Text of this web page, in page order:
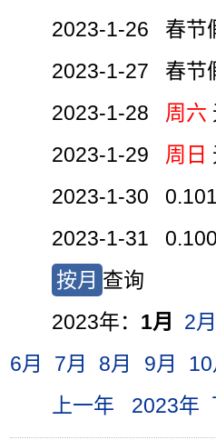
2023-1-26 春节
2023-1-27 春节
2023-1-28 周六
2023-1-29 周日
2023-1-30
2023-1-31
按月 查询
2023年： 1月 2月
6月
7月 8月 9月 10
上一年
2023年